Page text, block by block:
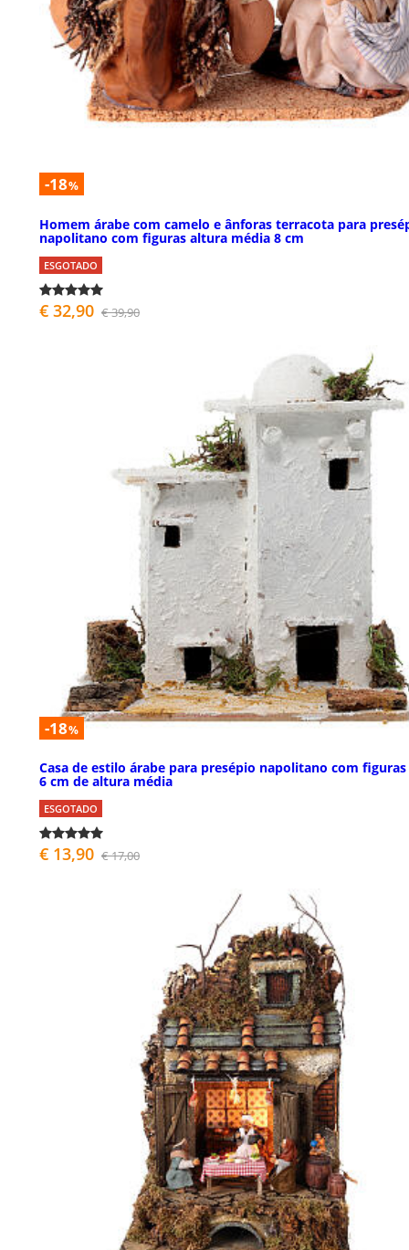
-18%
Homem árabe com camelo e ânforas terracota para
napolitano com figuras altura média 8 cm
ESGOTADO
€ 32,90 € 39,90
-18%
Casa de estilo árabe para presépio napolitano com figuras
6 cm de altura média
ESGOTADO
€ 13,90 € 17,00